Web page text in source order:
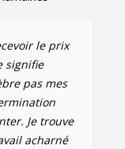
le prix
signifie
pas mes
Je trouve
acharné